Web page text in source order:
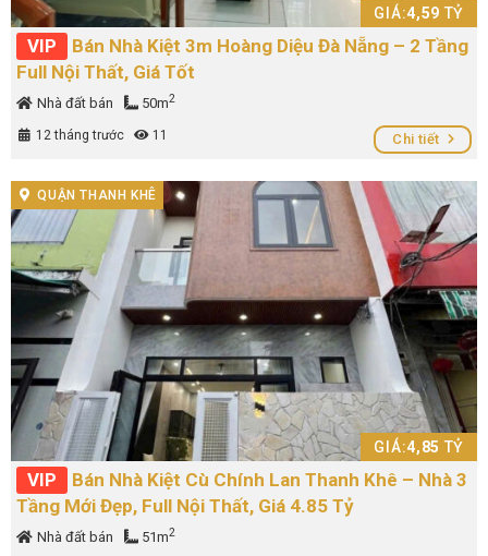
GIÁ:4,59 TỶ
VIP
Bán Nhà Kiệt 3m Hoàng Diệu Đà Nẵng – 2 Tầng
Full Nội Thất, Giá Tốt
Nhà đất bán 50m2
12 tháng trước 11 Chi tiết
QUẬN THANH KHÊ
GIÁ:4,85 TỶ
VIP
Bán Nhà Kiệt Cù Chính Lan Thanh Khê – Nhà 3
Tầng Mới Đẹp, Full Nội Thất, Giá 4.85 Tỷ
Nhà đất bán 51m2